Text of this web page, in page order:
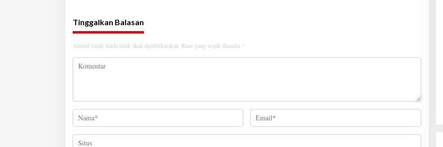
Tinggalkan Balasan
Alamat email Anda tidak akan dipublikasikan. Ruas yang wajib ditandai *